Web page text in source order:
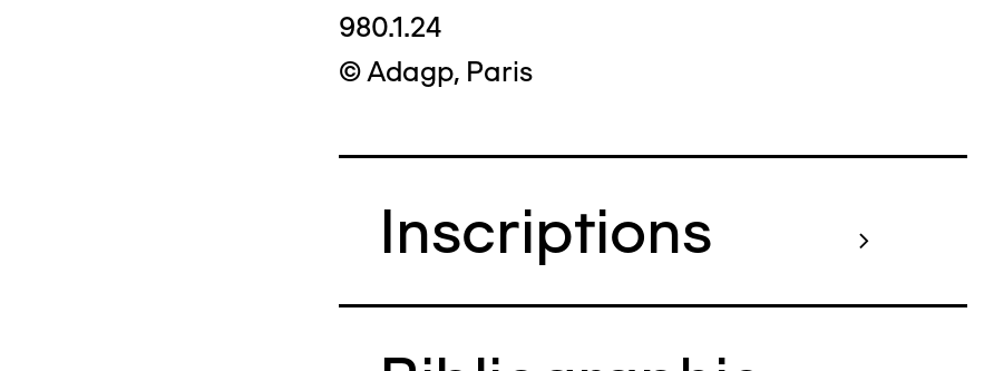
980.1.24
© Adagp, Paris
Inscriptions